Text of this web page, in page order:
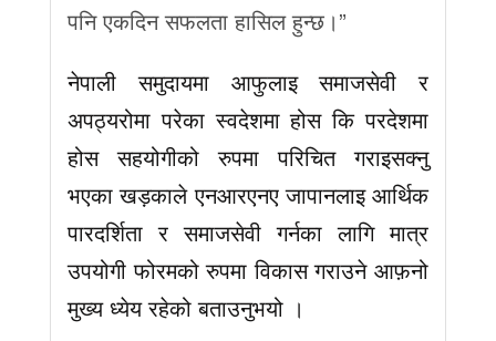
पनि एकदिन सफलता हासिल हुन्छ।”
नेपाली समुदायमा आफुलाइ समाजसेवी र
अपठ्यरोमा परेका स्वदेशमा होस कि परदेशमा
होस सहयोगीको रुपमा परिचित गराइसक्नु
भएका खड़काले एनआरएनए जापानलाइ आर्थिक
पारदर्शिता र समाजसेवी गर्नका लागि मात्र
उपयोगी फोरमको रुपमा विकास गराउने आफ़नो
मुख्य ध्येय रहेको बताउनुभयो ।